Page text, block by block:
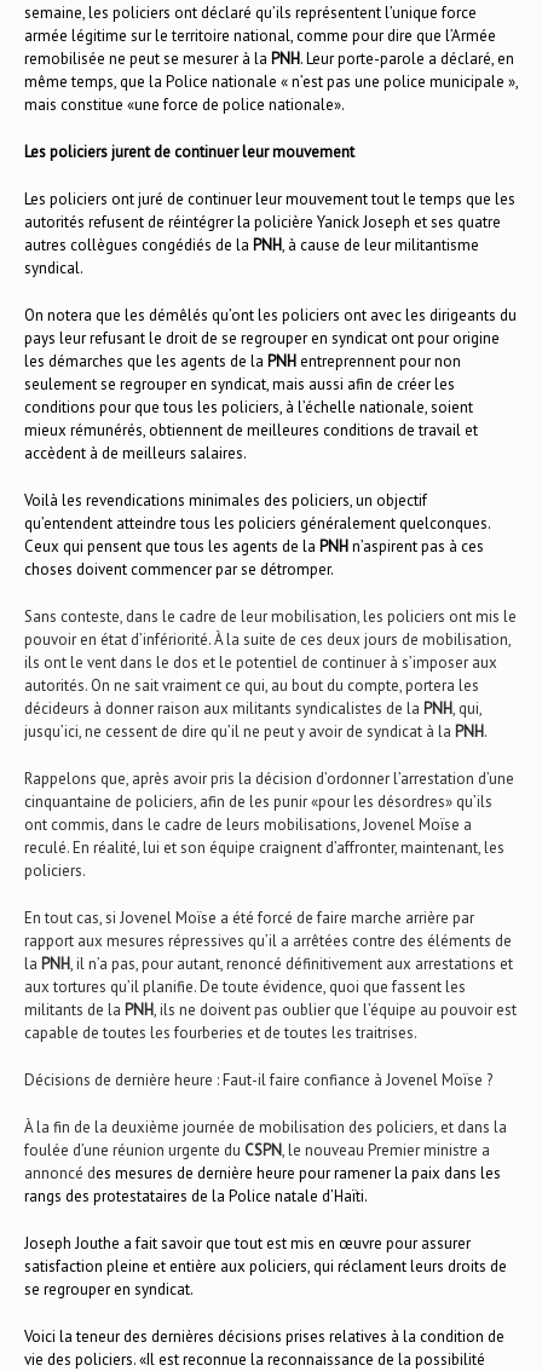
semaine, les policiers ont déclaré qu’ils représentent l’unique force
armée légitime sur le territoire national, comme pour dire que l’Armée
remobilisée ne peut se mesurer à la PNH. Leur porte-parole a déclaré, en
même temps, que la Police nationale « n’est pas une police municipale »,
mais constitue «une force de police nationale».
Les policiers jurent de continuer leur mouvement
Les policiers ont juré de continuer leur mouvement tout le temps que les
autorités refusent de réintégrer la policière Yanick Joseph et ses quatre
autres collègues congédiés de la PNH, à cause de leur militantisme
syndical.
On notera que les démêlés qu’ont les policiers ont avec les dirigeants du
pays leur refusant le droit de se regrouper en syndicat ont pour origine
les démarches que les agents de la PNHentreprennent pour non
seulement se regrouper en syndicat, mais aussi afin de créer les
conditions pour que tous les policiers, à l’échelle nationale, soient
mieux rémunérés, obtiennent de meilleures conditions de travail et
accèdent à de meilleurs salaires.
Voilà les revendications minimales des policiers, un objectif
qu’entendent atteindre tous les policiers généralement quelconques.
Ceux qui pensent que tous les agents de la PNHn’aspirent pas à ces
choses doivent commencer par se détromper.
Sans conteste, dans le cadre de leur mobilisation, les policiers ont mis le
pouvoir en état d’infériorité. À la suite de ces deux jours de mobilisation,
ils ont le vent dans le dos et le potentiel de continuer à s’imposer aux
autorités. On ne sait vraiment ce qui, au bout du compte, portera les
décideurs à donner raison aux militants syndicalistes de la PNH, qui,
jusqu’ici, ne cessent de dire qu’il ne peut y avoir de syndicat à la PNH.
Rappelons que, après avoir pris la décision d’ordonner l’arrestation d’une
cinquantaine de policiers, afin de les punir «pour les désordres» qu’ils
ont commis, dans le cadre de leurs mobilisations, Jovenel Moïse a
reculé. En réalité, lui et son équipe craignent d’affronter, maintenant, les
policiers.
En tout cas, si Jovenel Moïse a été forcé de faire marche arrière par
rapport aux mesures répressives qu’il a arrêtées contre des éléments de
la PNH, il n’a pas, pour autant, renoncé définitivement aux arrestations et
aux tortures qu’il planifie. De toute évidence, quoi que fassent les
militants de la PNH, ils ne doivent pas oublier que l’équipe au pouvoir est
capable de toutes les fourberies et de toutes les traitrises.
Décisions de dernière heure : Faut-il faire confiance à Jovenel Moïse ?
À la fin de la deuxième journée de mobilisation des policiers, et dans la
foulée d’une réunion urgente du CSPN, le nouveau Premier ministre a
annoncé des mesures de dernière heure pour ramener la paix dans les
rangs des protestataires de la Police natale d’Haïti.
Joseph Jouthe a fait savoir que tout est mis en œuvre pour assurer
satisfaction pleine et entière aux policiers, qui réclament leurs droits de
se regrouper en syndicat.
Voici la teneur des dernières décisions prises relatives à la condition de
vie des policiers. «Il est reconnue la reconnaissance de la possibilité